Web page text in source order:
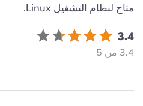
متاح لنظام التشغيل Linux.
3.4
3.4 من 5